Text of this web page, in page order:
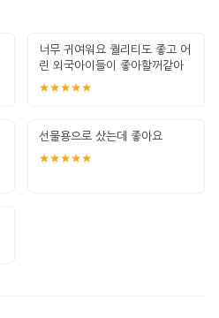
너무 귀여워요 퀄리티도 좋고 어
린 외국아이들이 좋아할꺼같아
구매해요
★★★★★
선물용으로 샀는데 좋아요
★★★★★